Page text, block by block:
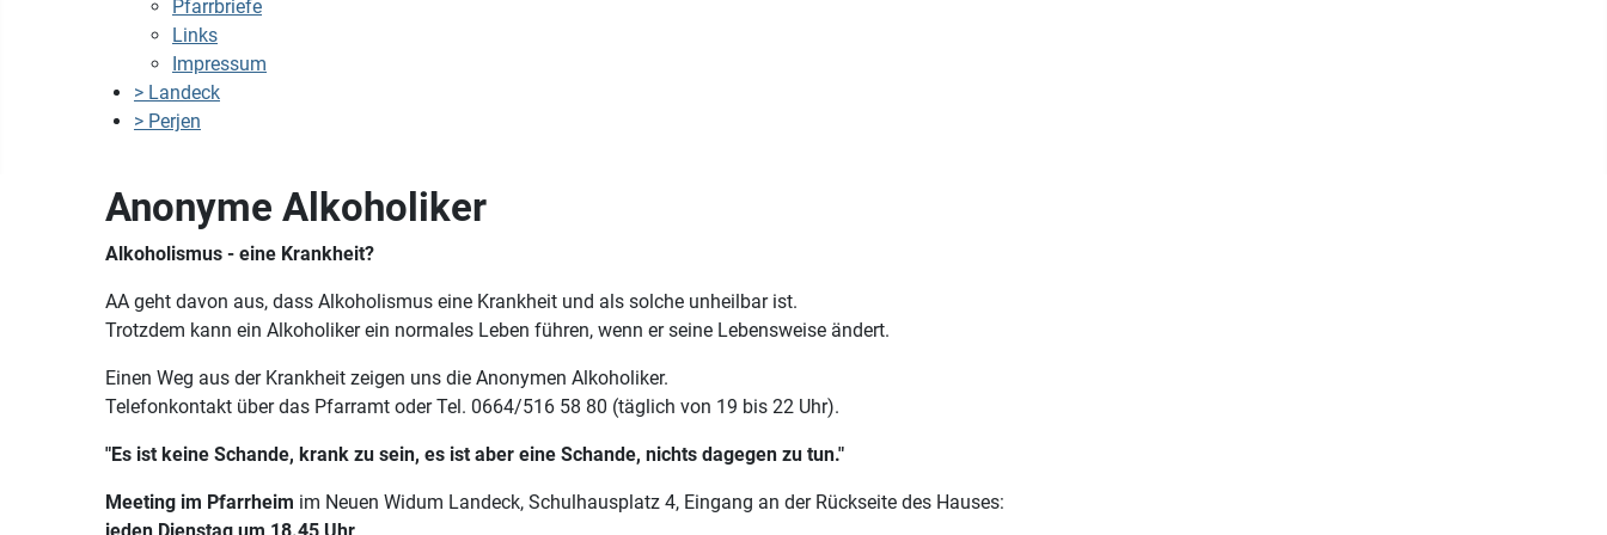
Pfarrbriefe
Links
Impressum
> Landeck
> Perjen
Anonyme Alkoholiker
Alkoholismus - eine Krankheit?
AA geht davon aus, dass Alkoholismus eine Krankheit und als solche unheilbar ist.
Trotzdem kann ein Alkoholiker ein normales Leben führen, wenn er seine Lebensweise ändert.
Einen Weg aus der Krankheit zeigen uns die Anonymen Alkoholiker.
Telefonkontakt über das Pfarramt oder Tel. 0664/516 58 80 (täglich von 19 bis 22 Uhr).
"Es ist keine Schande, krank zu sein, es ist aber eine Schande, nichts dagegen zu tun."
Meeting im Pfarrheim im Neuen Widum Landeck, Schulhausplatz 4, Eingang an der Rückseite des Hauses: